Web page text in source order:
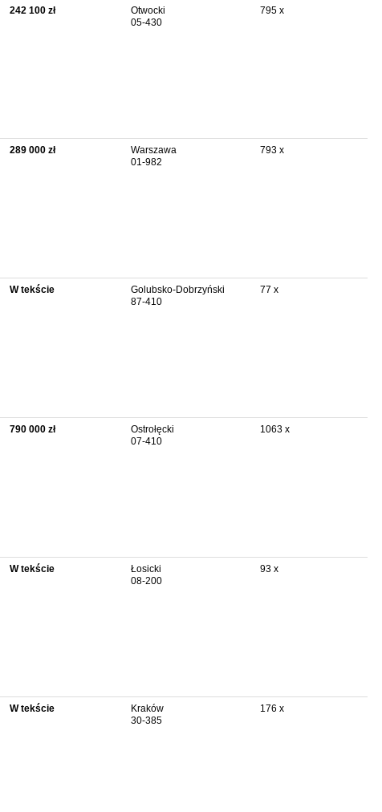
242 100 zł
Otwocki
05-430
795 x
289 000 zł
Warszawa
01-982
793 x
W tekście
Golubsko-Dobrzyński
87-410
77 x
790 000 zł
Ostrołęcki
07-410
1063 x
W tekście
Łosicki
08-200
93 x
W tekście
Kraków
30-385
176 x